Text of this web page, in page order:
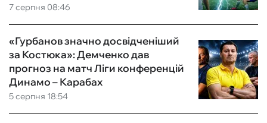
7 серпня 08:46
5 серпня 18:54
«Гурбанов значно досвідченіший
за Костюка»: Демченко дав
прогноз на матч Ліги конференцій
Динамо – Карабах